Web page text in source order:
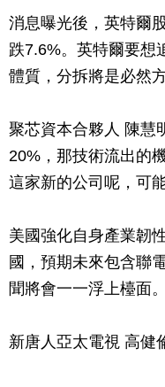
消息曝光後，英特爾
跌7.6%。英特爾要想
體質，分拆將是必然方
聚芯資本合夥人 陳慧
20%，那技術流出的
這家新的公司呢，可
美國強化自身產業韌
國，預期未來包含聯
聞將會一一浮上檯面。
新唐人亞太電視 高健